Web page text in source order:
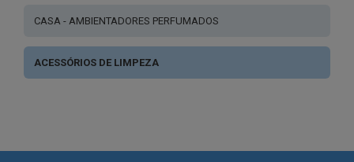
CASA - AMBIENTADORES PERFUMADOS
ACESSÓRIOS DE LIMPEZA